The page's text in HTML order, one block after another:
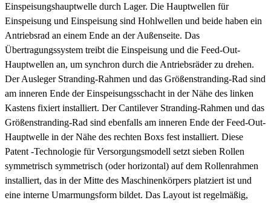
Einspeisungshauptwelle durch Lager. Die Hauptwellen für
Einspeisung und Einspeisung sind Hohlwellen und beide haben ein
Antriebsrad an einem Ende an der Außenseite. Das
Übertragungssystem treibt die Einspeisung und die Feed-Out-
Hauptwellen an, um synchron durch die Antriebsräder zu drehen.
Der Ausleger Stranding-Rahmen und das Größenstranding-Rad sind
am inneren Ende der Einspeisungsschacht in der Nähe des linken
Kastens fixiert installiert. Der Cantilever Stranding-Rahmen und das
Größenstranding-Rad sind ebenfalls am inneren Ende der Feed-Out-
Hauptwelle in der Nähe des rechten Boxs fest installiert. Diese
Patent -Technologie für Versorgungsmodell setzt sieben Rollen
symmetrisch symmetrisch (oder horizontal) auf dem Rollenrahmen
installiert, das in der Mitte des Maschinenkörpers platziert ist und
eine interne Umarmungsform bildet. Das Layout ist regelmäßig,